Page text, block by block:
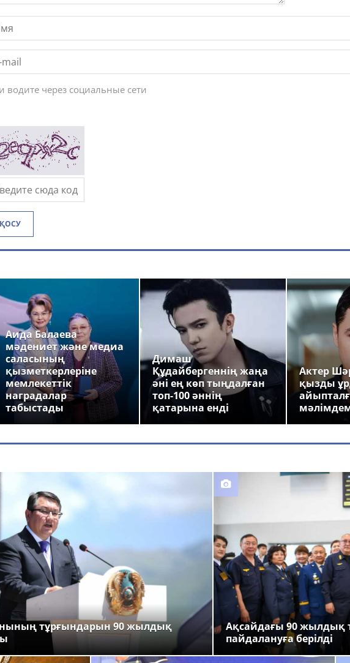
водите через социальные сети
ҚОСУ
Аида Балаева
мәдениет және медиа
саласының
қызметкерлеріне
мемлекеттік
наградалар
табыстады
Димаш
Құдайбергеннің жаңа
әні ең көп тыңдалған
топ-100 әннің
қатарына енді
Актер
қызды
тұрғындарын 90 жылдық
Ақсайдағы 90 жылдық
пайдалануға берілді